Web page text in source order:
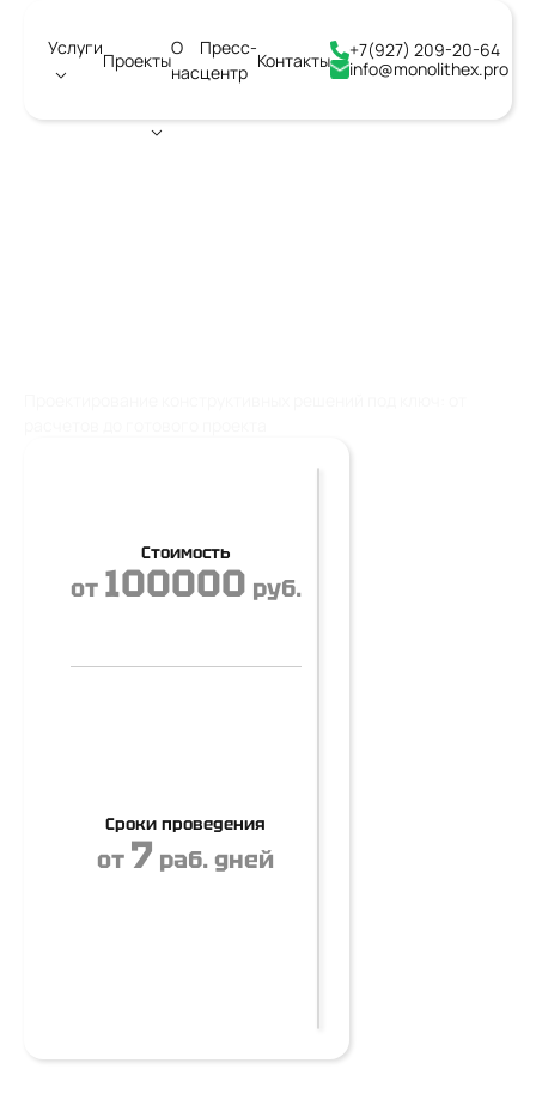
Услуги
Проекты
О
нас
Пресс-
центр
Контакты
+7(927) 209-20-64
info@monolithex.pro
Стоимость
от 100000 руб.
Сроки проведения
от 7 раб. дней